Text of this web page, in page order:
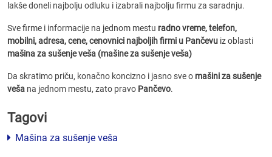
lakše doneli najbolju odluku i izabrali najbolju firmu za saradnju.
Sve firme i informacije na jednom mestu radno vreme, telefon,
mobilni, adresa, cene, cenovnici najboljih firmi u Pančevu iz oblasti
mašina za sušenje veša (mašine za sušenje veša)
Da skratimo priču, konačno koncizno i jasno sve o mašini za sušenje
veša na jednom mestu, zato pravo Pančevo.
Tagovi
Mašina za sušenje veša